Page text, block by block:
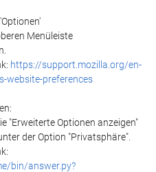
Menüleiste
https://support.mozilla.org/en-
website-preferences
"Erweiterte Optionen anzeigen"
der Option "Privatsphäre".
bin/answer.py?